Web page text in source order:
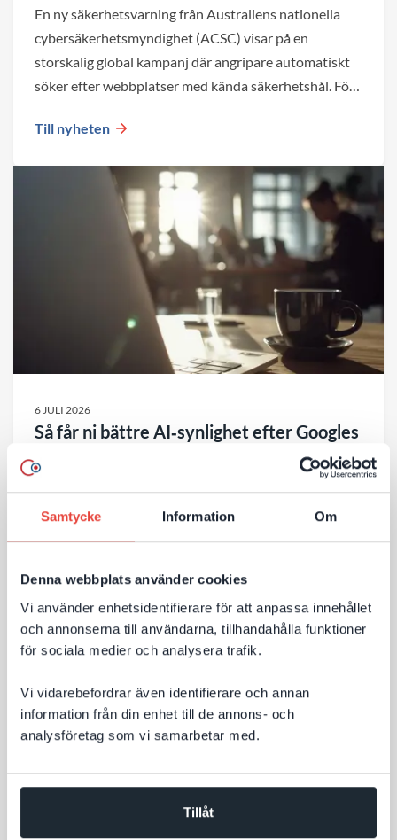
Samtycke Information Om
Denna webbplats använder cookies
Vi använder enhetsidentifierare för att anpassa innehållet
och annonserna till användarna, tillhandahålla funktioner
för sociala medier och analysera trafik.
Vi vidarebefordrar även identifierare och annan
information från din enhet till de annons- och
analysföretag som vi samarbetar med.
Tillåt
En ny säkerhetsvarning från Australiens nationella
cybersäkerhetsmyndighet (ACSC) visar på en
storskalig global kampanj där angripare automatiskt
söker efter webbplatser med kända säkerhetshål. För
av plattform och den löpande förvaltningen påverkar
Till nyheten
6 JULI 2026
Så får ni bättre AI‑synlighet efter Googles
nya riktlinjer
Många företag funderar på hur AI‑sök påverkar deras
webbplats. Behöver man bygga om innehållet? Skapa
nya sidor? Eller optimera på helt andra sätt än
för AI‑sök – och budskapet är: mycket av det som
redan skapar en bra webbplats är fortfarande
avgörande för synligheten.
Till nyheten